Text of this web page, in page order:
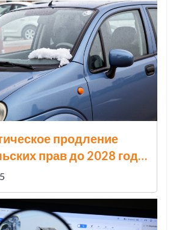
продление
прав до 2028 года:
знать